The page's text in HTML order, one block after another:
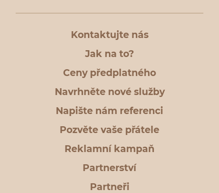
Kontaktujte nás
Jak na to?
Ceny předplatného
Navrhněte nové služby
Napište nám referenci
Pozvěte vaše přátele
Reklamní kampaň
Partnerství
Partneři